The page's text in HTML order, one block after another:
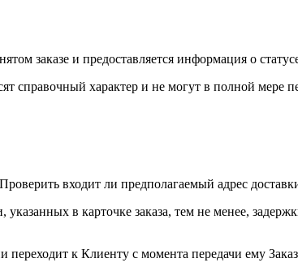
заказе и предоставляется информация о
справочный характер и не могут в полной мере
входит ли предполагаемый адрес
в карточке заказа, тем не менее,
к Клиенту с момента передачи ему